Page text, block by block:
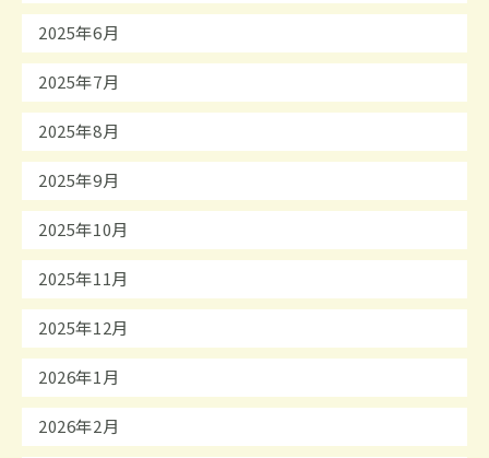
2025年6月
2025年7月
2025年8月
2025年9月
2025年10月
2025年11月
2025年12月
2026年1月
2026年2月